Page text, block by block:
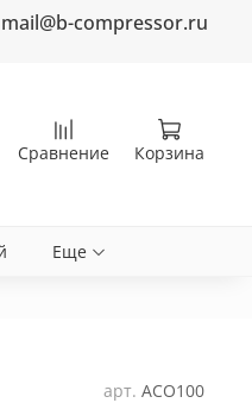
mail@b-compressor.ru
Сравнение Корзина
Еще
арт. АСО100